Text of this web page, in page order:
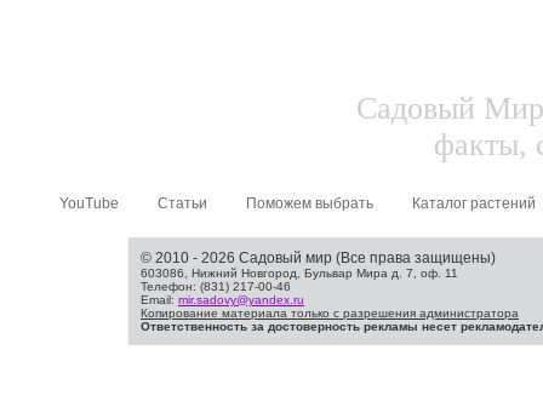
Садовый
факты,
YouTube Статьи Поможем выбрать Каталог растений
© 2010 - 2026 Садовый мир (Все права защищены)
603086, Нижний Новгород, Бульвар Мира д. 7, оф. 11
Телефон: (831) 217-00-46
Email: mir.sadovy@yandex.ru
Копирование материала только с разрешения администратора
Ответственность за достоверность рекламы несет